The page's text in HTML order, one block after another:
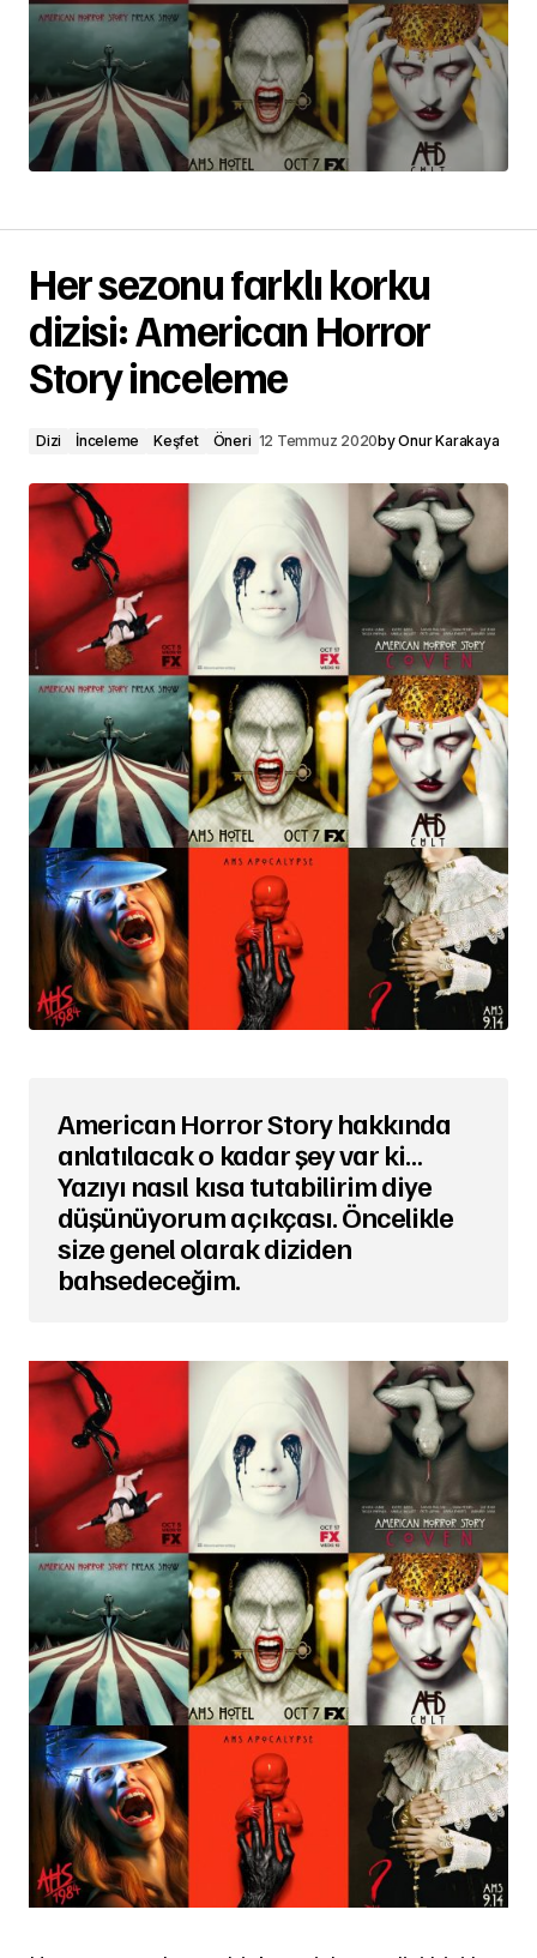
Her sezonu farklı korku
dizisi: American Horror
Story inceleme
Dizi İnceleme Keşfet Öneri 12 Temmuz 2020byOnur Karakaya
American Horror Story hakkında
anlatılacak o kadar şey var ki…
Yazıyı nasıl kısa tutabilirim diye
düşünüyorum açıkçası. Öncelikle
size genel olarak diziden
bahsedeceğim.